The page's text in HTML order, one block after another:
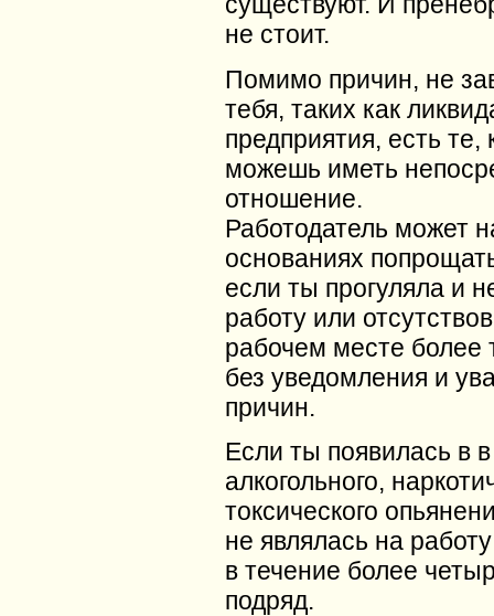
не стоит.
Помимо причин, не
тебя, таких как
предприятия, есть
можешь иметь
отношение.
Работодатель может
основаниях
если ты прогуляла и
работу или
рабочем месте более
без уведомления и
причин.
Если ты появилась в
алкогольного,
токсического
не являлась на
в течение более
подряд.